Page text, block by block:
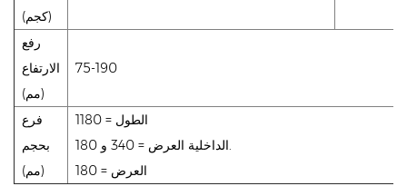
(كجم)
رفع
الارتفاع
(مم)
75-190
فرع
بحجم
(مم)
الطول = 1180
الداخلية العرض = 340 و 180.
العرض = 180